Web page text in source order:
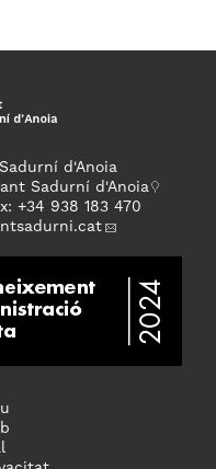
d'Anoia
Sadurní d'Anoia
+34 938 183 470